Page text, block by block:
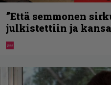
”Että semmonen
julkistettiin ja